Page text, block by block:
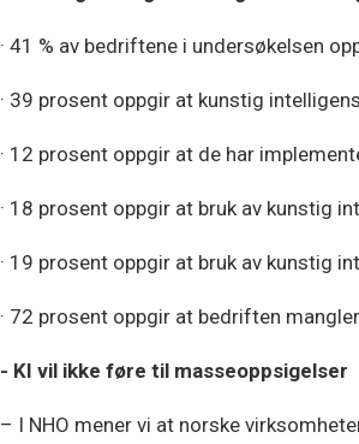
· 41 % av bedriftene i undersøkelsen
· 39 prosent oppgir at kunstig
· 12 prosent oppgir at de har
· 18 prosent oppgir at bruk av kunstig
· 19 prosent oppgir at bruk av kunstig
· 72 prosent oppgir at bedriften
- KI vil ikke føre til masseoppsigelser
– I NHO mener vi at norske